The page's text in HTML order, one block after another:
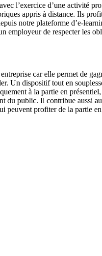
l’exercice d’une activité
appris à distance. Ils
notre plateforme d’e-
de respecter les
car elle permet de
Un dispositif tout en
à la partie en
du public. Il contribue aussi
profiter de la partie